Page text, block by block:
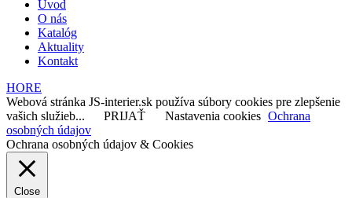
Úvod
O nás
Katalóg
Aktuality
Kontakt
HORE
Webová stránka JS-interier.sk používa súbory cookies pre zlepšenie
vašich služieb...
PRIJAŤ Nastavenia cookies Ochrana
osobných údajov
Ochrana osobných údajov & Cookies
Close